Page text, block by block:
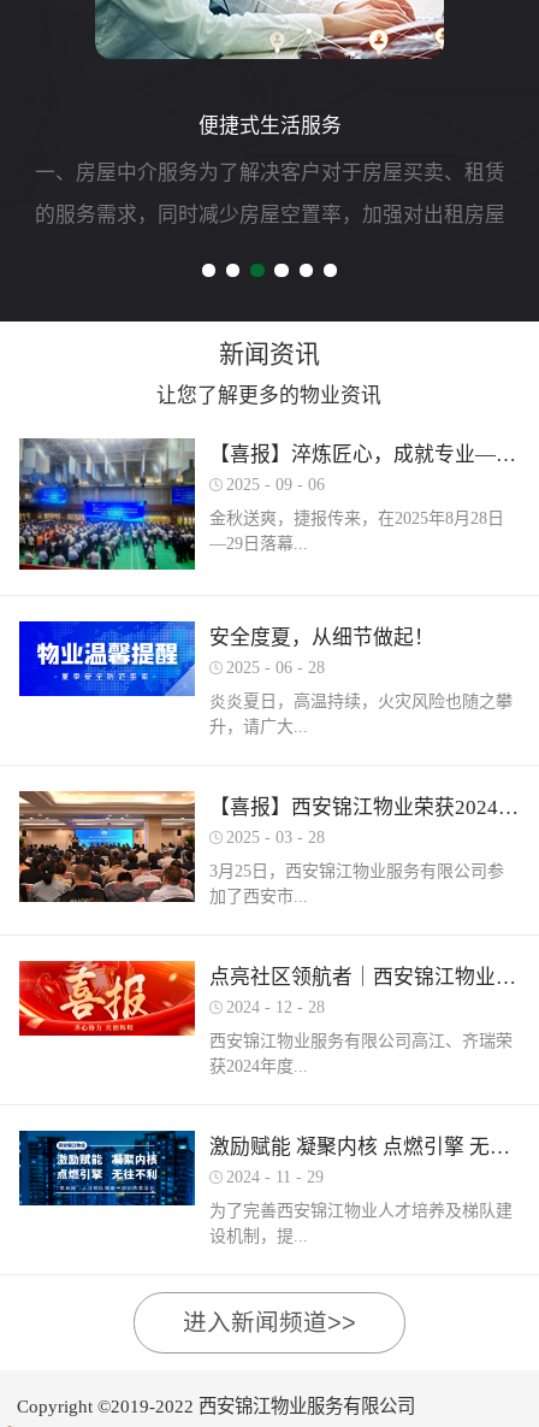
便捷式生活服务
、房屋中介服务为了解决客户对于房屋买卖、租赁
服务需求，同时减少房屋空置率，加强对出租房屋
自助洗车服务随着...
新闻资讯
让您了解更多的物业资讯
【喜报】淬炼匠心，成就专业——西安锦江物业在“锦天物业杯”技能竞赛中斩获佳绩
2025 - 09 - 06
金秋送爽，捷报传来，在2025年8月28日
—29日落幕...
业职业技能竞赛中， 西安锦江物业服务有
限公司的选手们表现卓越，凭借扎实的理
论知识、精湛的操作技能和临危不乱的现
场发挥，在物业管理师、电工、消防设施
市住房和城乡建设局指导、市物业管理行
业协会主办，是全市物业管理行业一年一
度规格最高、水平最强、影响最广的职业
技能盛会。本次竞赛，共有来自全市60余
家物业企业的1300余名物业从业人员参
梦长安 精技赋能未来”，全面夯实行业人
才基础。参赛环节西安锦江物业作为西安
织并参与协会各项赛事，均取得傲人的成
绩。今年为了锻炼队伍，搭建更广阔的成
下的重要知识点串讲和一轮轮的复习备
考，比赛中，选手们沉着冷静，基本发挥
出了各自领域应有的实力。最终，三个工
种共计取得了二等奖1名，三等奖3名，优
的问题及知识盲区，公司人力行政部及品
质部快速反应，第一时间组织各工种开展
内部专项培训，进行系统化的梳理和总
经验和答题技巧进行转化分享，对标竞赛
安全度夏，从细节做起！
2025 - 06 - 28
炎炎夏日，高温持续，火灾风险也随之攀
升，请广大...
业主做好夏季安全防范工作。风险在于防
范，平安才是幸福！西安锦江物业提醒
夏季高温，引发火灾事故占比较高，空
调、冰箱、电风扇等大功率电器的使用频
中要通风、散热，防止温度过高引发火
灾。空调、电风扇等电器设备不宜长时间
使用，离人时应及时关闭电源。电动车应
在室外专用充电桩充电，不得在室内、走
充电，切勿长时间充电，勿飞线充电。汽
车内严禁放置打火机、罐装喷剂、香水、
移动电源等易燃易爆物品，定期检测更换
车载灭火器，定期对车辆维护保养。不要
躺在床上、沙发上吸烟，烟头要及时放到
可燃物品。 使用电蚊香时应注意用电安
全，用完及时断开电源，防止因长期通电
“干烧”引发火灾。在发热的电蚊拍附近不
露水后不要立即靠近明火、也不要在高温
【喜报】西安锦江物业荣获2024年度优秀单位、全市技能竞赛优秀个人及优秀组织单位多项荣誉
2025 - 03 - 28
3月25日，西安锦江物业服务有限公司参
加了西安市...
物业管理行业协会组织召开的第三届会员
（代表）大会第四次全体会议暨物业高质
员单位及“安居物业杯”西安市物业管理行
业职业技能竞赛优秀个人及优秀组织单位
获“全市技能竞赛优秀组织奖”西安锦江物
业曹林、张小刚、郭小龙荣获技能竞赛“一
等奖”西安锦江物业张国刚、谷展荣获技能
竞赛“二等奖”西安锦江物业惠张瑜、张盼
兵、潘保民、毛亚、李强、贺鑫磊、李国
刚、岳程妮等人分别荣获技能竞赛“优秀
奖”。在这个追求卓越服务的时代，西安锦
升整个团队的专业水平和服务质量，西安
点亮社区领航者｜西安锦江物业高江、齐瑞获得“优秀项目经理”荣誉称号
2024 - 12 - 28
西安锦江物业服务有限公司高江、齐瑞荣
获2024年度...
陕西省物业管理协会“优秀项目经理”称
号。岁末回首，总结成绩，表彰优秀，
会召开盛会，表彰这一年在物业管理行业
的广阔舞台上绽放出熠熠光辉的精英
1A期 项目经理 齐瑞高江、齐瑞是西安锦
江物业诸多优秀项目经理的缩影，他们代
表着西安锦江物业团结奋进、诚信奉献、
奖是荣誉也是动力，西安锦江物业将以他
们作为榜样领航，激励全体员工砥砺奋
激励赋能 凝聚内核 点燃引擎 无往不利
2024 - 11 - 29
为了完善西安锦江物业人才培养及梯队建
设机制，提...
高物业服务水平和服务质量，有目的、有
计划的进行人才储备及培育，大力培养核
江物业组织开展以“激励赋能 凝聚内核 点
进入新闻频道>>
Copyright ©2019-2022 西安锦江物业服务有限公司